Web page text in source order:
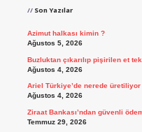
Son Yazılar
Azimut halkası kimin ?
Ağustos 5, 2026
Buzluktan çıkarılıp pişirilen et
Ağustos 4, 2026
Ariel Türkiye’de nerede üretiliyor
Ağustos 4, 2026
Ziraat Bankası’ndan güvenli
Temmuz 29, 2026